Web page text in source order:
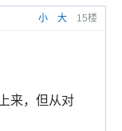
小 大 15楼
来，但从对